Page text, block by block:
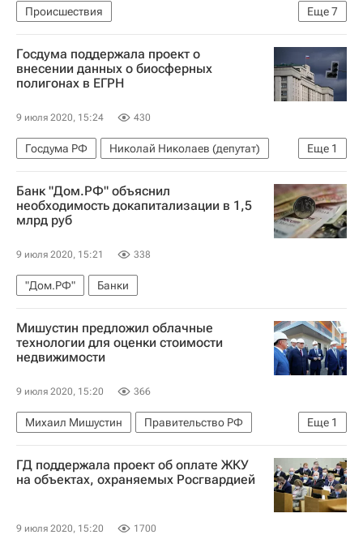
Еще7
Происшествия
Московская область (Подмосковье)
Истра
Дольщики
Обманутые дольщики в России
Долевое строительство
Криминал
Госдума поддержала проект о
внесении данных о биосферных
полигонах в ЕГРН
9 июля 2020, 15:24 430
Еще 1
Госдума РФ
Николай Николаев (депутат)
Законодательство
Банк "Дом.РФ" объяснил
необходимость докапитализации в 1,5
млрд руб
9 июля 2020, 15:21 338
"Дом.РФ" Банки
Мишустин предложил облачные
технологии для оценки стоимости
недвижимости
9 июля 2020, 15:20 366
Еще 1
Михаил Мишустин
Правительство РФ
Недвижимость
ГД поддержала проект об оплате ЖКУ
на объектах, охраняемых Росгвардией
9 июля 2020, 15:20 1700